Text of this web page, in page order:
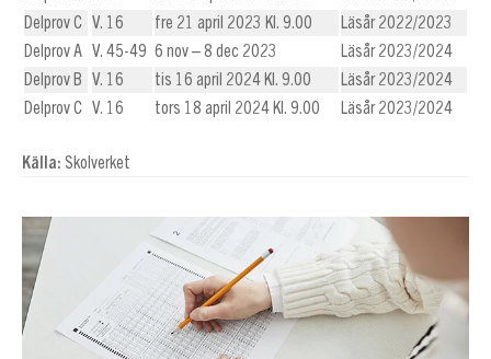
Delprov C V. 16 fre 21 april 2023 Kl. 9.00
Läsår 2022/2023
Delprov A V. 45-49 6 nov – 8 dec 2023
Läsår 2023/2024
Delprov B
V. 16 tis 16 april 2024 Kl. 9.00
Läsår 2023/2024
Delprov C V. 16 tors 18 april 2024 Kl. 9.00 Läsår 2023/2024
Källa: Skolverket